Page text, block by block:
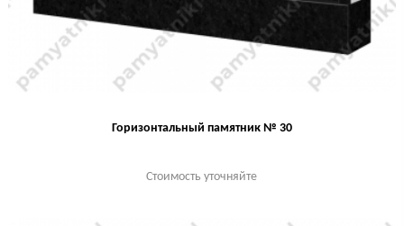
Горизонтальный памятник № 30
Стоимость уточняйте